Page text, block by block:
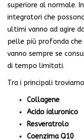
superiore al normale.
integratori che
ultimi vanno ad agire
pelle più profonda che
vanno sempre se
di tempo limitati.
Tra i principali
Collagene
Acido ialuronico
Resveratrolo
Coenzima Q10